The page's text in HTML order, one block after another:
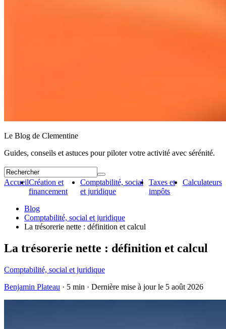
Le Blog de Clementine
Guides, conseils et astuces pour piloter votre activité avec sérénité.
AccueilCréation et
financement
Comptabilité, social
et juridique
Taxes et
impôts
Calculateurs
Blog
Comptabilité, social et juridique
La trésorerie nette : définition et calcul
La trésorerie nette : définition et calcul
Comptabilité, social et juridique
Benjamin Plateau · 5 min · Dernière mise à jour le 5 août 2026